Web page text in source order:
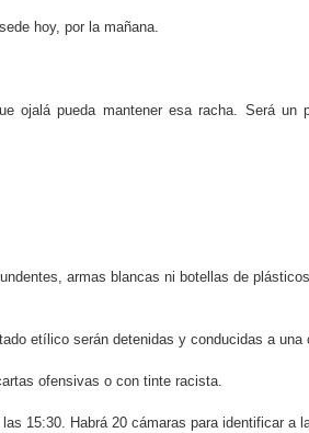
hoy, por la mañana.
ojalá pueda mantener esa racha. Será un
armas blancas ni botellas de
etílico serán detenidas y conducidas a una
ofensivas o con tinte racista.
15:30. Habrá 20 cámaras para identificar a